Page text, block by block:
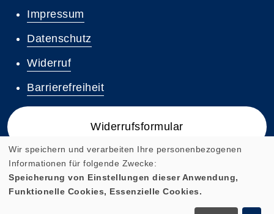
Impressum
Datenschutz
Widerruf
Barrierefreiheit
Widerrufsformular
Cookie Einstellungen
Wir speichern und verarbeiten Ihre personenbezogenen
Informationen für folgende Zwecke:
Speicherung von Einstellungen dieser Anwendung,
Funktionelle Cookies, Essenzielle Cookies.